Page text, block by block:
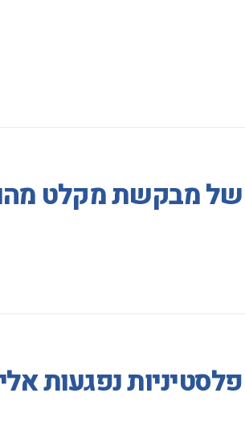
של מבקשת מקלט
נפגעות